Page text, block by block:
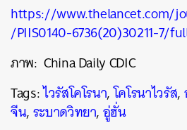
https://www.thelancet.com/
/PIIS0140-6736(20)30211-7/
ภาพ: China Daily CDIC
Tags:ไวรัสโคโรนา,โคโรนาไวรัส,
จีน,ระบาดวิทยา,อู่ฮั่น